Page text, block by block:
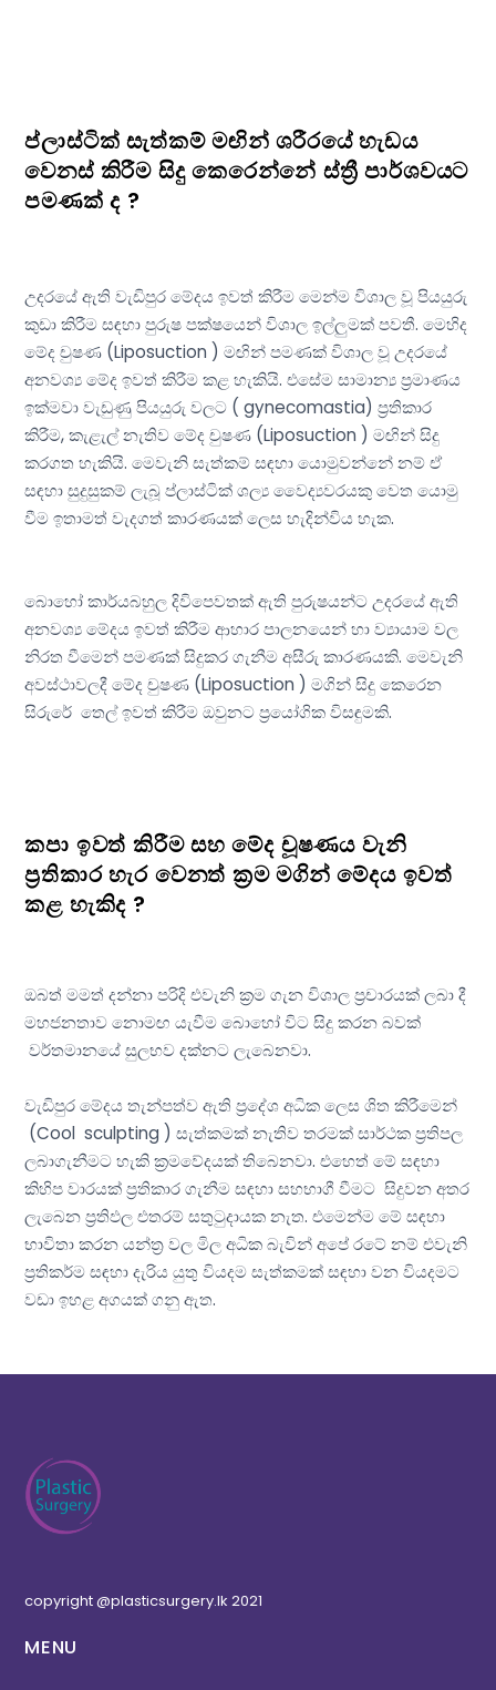
ප්ලාස්ටික් සැත්කම් මඟින් ශරීරයේ හැඩය
වෙනස් කිරීම සිදු කෙරෙන්නේ ස්ත්‍රී පාර්ශවයට
පමණක් ද ?
උදරයේ ඇති වැඩිපුර මේදය ඉවත් කිරීම මෙන්ම විශාල වූ පියයුරු
කුඩා කිරීම සඳහා පුරුෂ පක්ෂයෙන් විශාල ඉල්ලුමක් පවතී. මෙහිද
මේද චුෂණ (Liposuction ) මඟින් පමණක් විශාල වූ උදරයේ
අනවශ්‍ය මේද ඉවත් කිරීම කළ හැකියි. එසේම සාමාන්‍ය ප්‍රමාණය
ඉක්මවා වැඩුණු පියයුරු වලට ( gynecomastia) ප්‍රතිකාර
කිරීම, කැළැල් නැතිව මේද චුෂණ (Liposuction ) මඟින් සිදු
කරගත හැකියි. මෙවැනි සැත්කම් සඳහා යොමුවන්නේ නම් ඒ
සඳහා සුදුසුකම් ලැබූ ප්ලාස්ටික් ශල්‍ය වෛද්‍යවරයකු වෙත යොමු
වීම ඉතාමත් වැදගත් කාරණයක් ලෙස හැදින්විය හැක.
බොහෝ කාර්යබහුල දිවිපෙවතක් ඇති පුරුෂයන්ට උදරයේ ඇති
අනවශ්‍ය මේදය ඉවත් කිරීම ආහාර පාලනයෙන් හා ව්‍යායාම වල
නිරත වීමෙන් පමණක් සිදුකර ගැනීම අසීරු කාරණයකි. මෙවැනි
අවස්ථාවලදී මේද චුෂණ (Liposuction ) මගින් සිදු කෙරෙන
සිරුරේ තෙල් ඉවත් කිරීම ඔවුනට ප්‍රයෝගික විසඳුමකි.
කපා ඉවත් කිරීම සහ මේද චූෂණය වැනි
ප්‍රතිකාර හැර වෙනත් ක්‍රම මගින් මේදය ඉවත්
කළ හැකිද ?
ඔබත් මමත් දන්නා පරිදි එවැනි ක්‍රම ගැන විශාල ප්‍රචාරයක් ලබා දී
මහජනතාව නොමඟ යැවීම බොහෝ විට සිදු කරන බවක්
වර්තමානයේ සුලභව දක්නට ලැබෙනවා.
වැඩිපුර මේදය තැන්පත්ව ඇති ප්‍රදේශ අධික ලෙස ශිත කිරීමෙන්
(Cool sculpting ) සැත්කමක් නැතිව තරමක් සාර්ථක ප්‍රතිපල
ලබාගැනීමට හැකි ක්‍රමවේදයක් තිබෙනවා. එහෙත් මේ සඳහා
කිහිප වාරයක් ප්‍රතිකාර ගැනීම සඳහා සහභාගී වීමට සිදුවන අතර
ලැබෙන ප්‍රතිඵල එතරම් සතුටුදායක නැත. එමෙන්ම මේ සඳහා
භාවිතා කරන යන්ත්‍ර වල මිල අධික බැවින් අපේ රටේ නම් එවැනි
ප්‍රතිකර්ම සඳහා දැරිය යුතු වියදම සැත්කමක් සඳහා වන වියදමට
වඩා ඉහළ අගයක් ගනු ඇත.
copyright @plasticsurgery.lk 2021
MENU